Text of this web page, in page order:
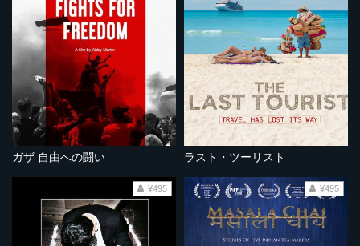
ガザ 自由への闘い ラスト・ツーリスト
¥495 ¥495